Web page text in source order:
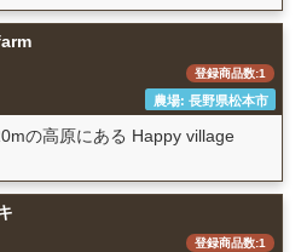
登録商品数:1
農場: 長野県松本市
の高原にある Happy village
登録商品数:1